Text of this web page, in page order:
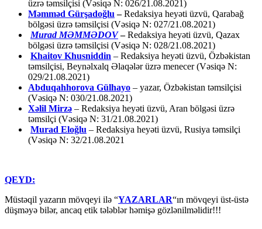
üzrə təmsilçisi (Vəsiqə N: 026/21.08.2021)
Məmməd Gürşadoğlu –Redaksiya heyəti üzvü, Qarabağ
bölgəsi üzrə təmsilçisi (Vəsiqə N: 027/21.08.2021)
Murad MƏMMƏDOV –Redaksiya heyəti üzvü, Qazax
bölgəsi üzrə təmsilçisi (Vəsiqə N: 028/21.08.2021)
Khaitov Khusniddin – Redaksiya heyəti üzvü, Özbəkistan
təmsilçisi, Beynəlxalq Əlaqələr üzrə menecer (Vəsiqə N:
029/21.08.2021)
Abduqahhorova Gülhayo – yazar, Özbəkistan təmsilçisi
(Vəsiqə N: 030/21.08.2021)
Xəlil Mirzə – Redaksiya heyəti üzvü, Aran bölgəsi üzrə
təmsilçi (Vəsiqə N: 31/21.08.2021)
Murad Eloğlu – Redaksiya heyəti üzvü, Rusiya təmsilçi
(Vəsiqə N: 32/21.08.2021
QEYD:
Müstəqil yazarın mövqeyi ilə “YAZARLAR“ın mövqeyi üst-üstə
düşməyə bilər, ancaq etik tələblər həmişə gözlənilməlidir!!!